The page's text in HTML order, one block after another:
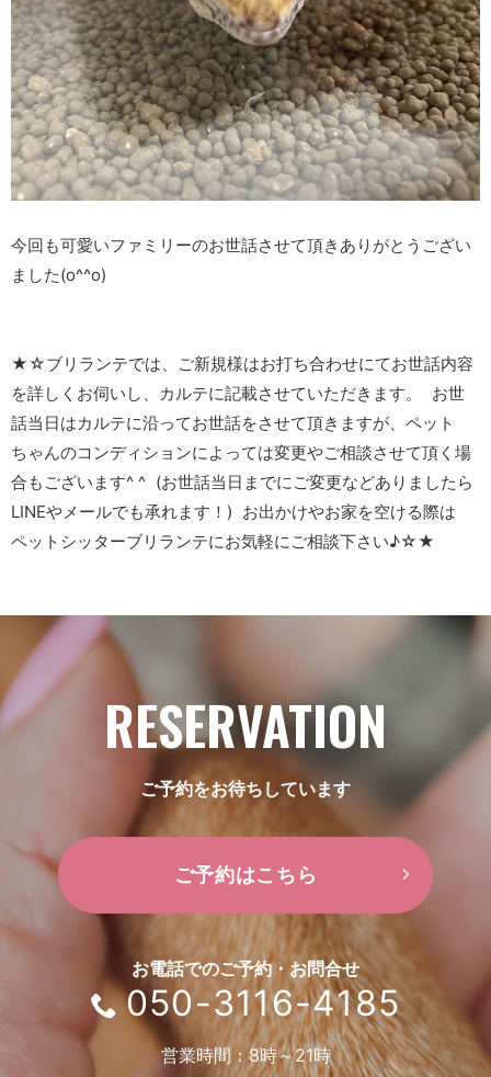
今回も可愛いファミリーのお世話させて頂きありがとうござい
ました(o^^o)
★☆ブリランテでは、ご新規様はお打ち合わせにてお世話内容
を詳しくお伺いし、カルテに記載させていただきます。 お世
話当日はカルテに沿ってお世話をさせて頂きますが、ペット
ちゃんのコンディションによっては変更やご相談させて頂く場
合もございます^ ^ (お世話当日までにご変更などありましたら
LINEやメールでも承れます！) お出かけやお家を空ける際は
ペットシッターブリランテにお気軽にご相談下さい♪☆★
RESERVATION
ご予約をお待ちしています
ご予約はこちら
お電話でのご予約・お問合せ
050-3116-4185
営業時間：8時～21時